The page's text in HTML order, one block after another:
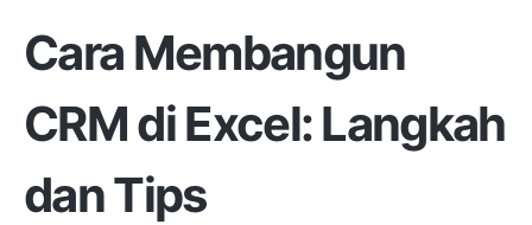
Cara Membangun
CRM di Excel: Langkah
dan Tips